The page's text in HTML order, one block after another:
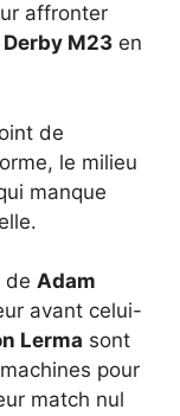
affronter
Derby M23 en
de
le milieu
manque
de Adam
avant celui-
Lerma sont
pour
match nul